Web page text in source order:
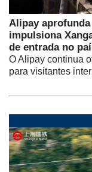
Alipay
impulsiona
de entrada no
O Alipay continua
para visitantes